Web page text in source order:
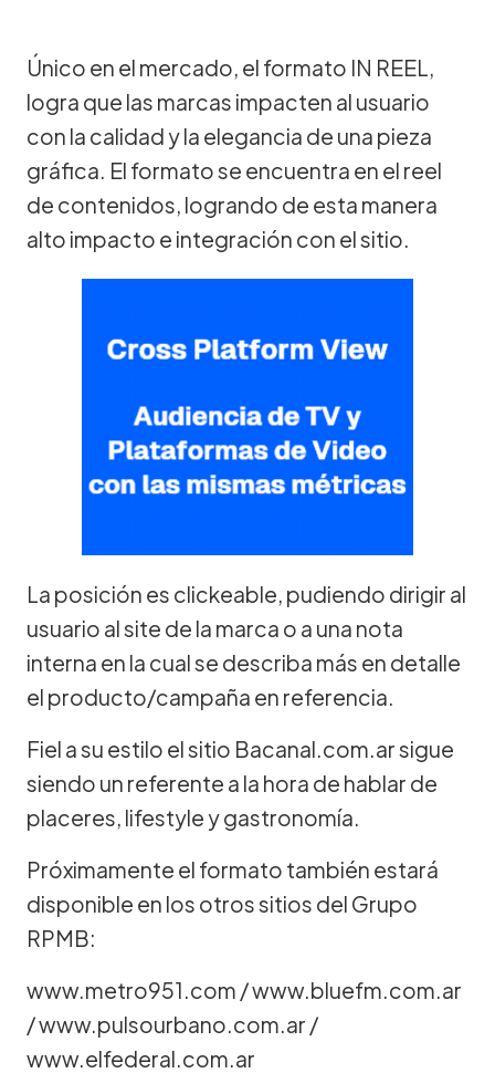
Único en el mercado, el formato IN REEL,
logra que las marcas impacten al usuario
con la calidad y la elegancia de una pieza
gráfica. El formato se encuentra en el reel
de contenidos, logrando de esta manera
alto impacto e integración con el sitio.
La posición es clickeable, pudiendo dirigir al
usuario al site de la marca o a una nota
interna en la cual se describa más en detalle
el producto/campaña en referencia.
Fiel a su estilo el sitio Bacanal.com.ar sigue
siendo un referente a la hora de hablar de
placeres, lifestyle y gastronomía.
Próximamente el formato también estará
disponible en los otros sitios del Grupo
RPMB:
www.metro951.com / www.bluefm.com.ar
/ www.pulsourbano.com.ar /
www.elfederal.com.ar